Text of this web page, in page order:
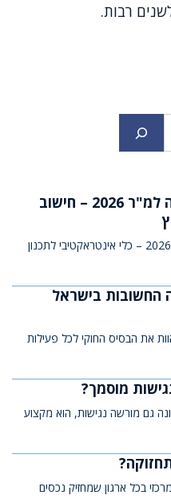
רבות.
מחשבון עלות בנייה למ"ר 2026 – חישוב
מחשבון עלות בנייה למ"ר 2026 – כלי אינטראקטיבי לתכנון
החשובות בישראל
את הבסיס החוקי לכל פעילות
מוסמך?
גם מורשה נגישות, הוא מקצוע
בכל ארגון שמחזיק נכסים